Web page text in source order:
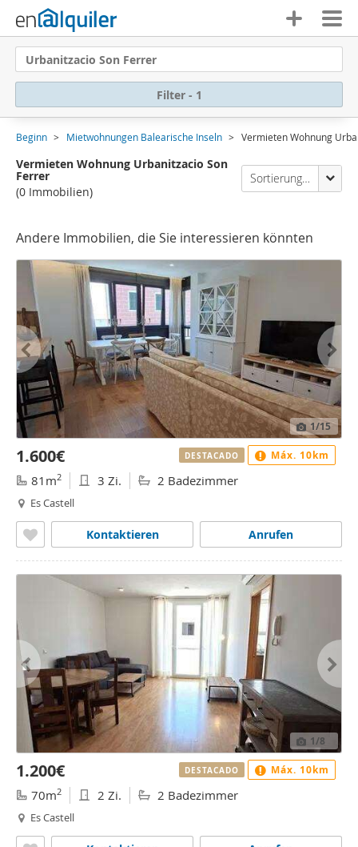
Urbanitzacio Son Ferrer
Filter - 1
Beginn Mietwohnungen Balearische Inseln Vermieten Wohnung
Vermieten Wohnung Urbanitzacio Son
Ferrer
(0 Immobilien)
Sortierung Enalquiler
Andere Immobilien, die Sie interessieren könnten
1/15
1.600€
81m2 3 Zi. 2 Badezimmer
Es Castell
Anrufen
Kontaktieren
DESTACADO Máx. 10km
1/8
1.200€
70m2 2 Zi. 2 Badezimmer
Es Castell
DESTACADO Máx. 10km